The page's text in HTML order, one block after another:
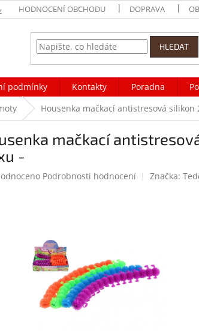
HODNOCENÍ OBCHODU DOPRAVA
HLEDAT
podmínky Kontakty Poradna
Housenka mačkací antistresová silikon
mačkací
-
Podrobnosti hodnocení Značka: